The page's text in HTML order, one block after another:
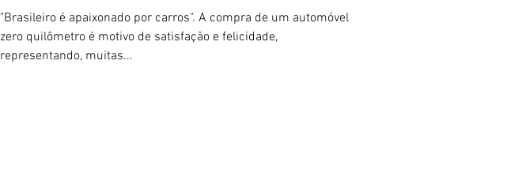
"Brasileiro é apaixonado por carros". A compra de um automóvel
zero quilômetro é motivo de satisfação e felicidade,
representando, muitas...